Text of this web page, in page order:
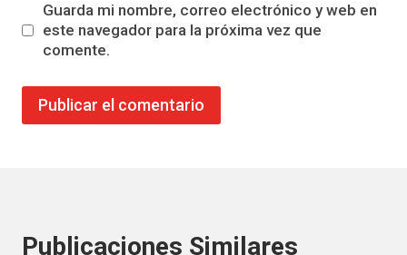
Guarda mi nombre, correo electrónico y web en
este navegador para la próxima vez que
comente.
Publicaciones Similares